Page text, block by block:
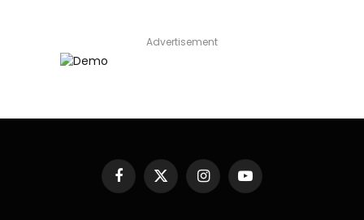
Advertisement
Facebook
X
(Twitter)
InstagramYouTube